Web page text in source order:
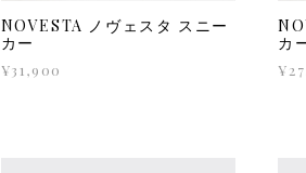
NOVESTA ノヴェスタ スニー
カー
¥31,900
カ